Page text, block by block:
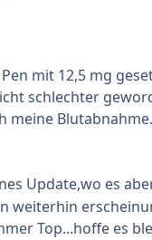
mit 12,5 mg
schlechter
Update,wo es
weiterhin
Top...hoffe es